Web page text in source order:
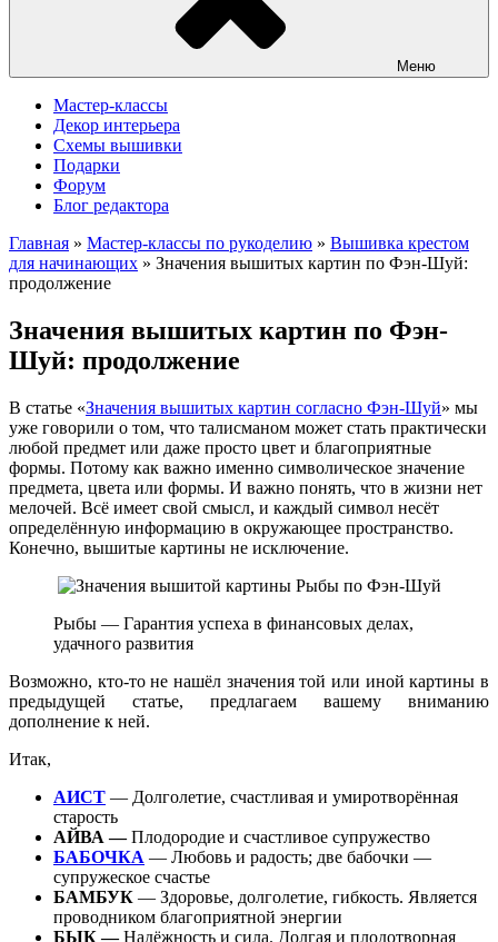
Меню
Мастер-классы
Декор интерьера
Схемы вышивки
Подарки
Форум
Блог редактора
Главная » Мастер-классы по рукоделию » Вышивка крестом
для начинающих » Значения вышитых картин по Фэн-Шуй:
продолжение
Значения вышитых картин по Фэн-
Шуй: продолжение
В статье «Значения вышитых картин согласно Фэн-Шуй» мы
уже говорили о том, что талисманом может стать практически
любой предмет или даже просто цвет и благоприятные
формы. Потому как важно именно символическое значение
предмета, цвета или формы. И важно понять, что в жизни нет
мелочей. Всё имеет свой смысл, и каждый символ несёт
определённую информацию в окружающее пространство.
Конечно, вышитые картины не исключение.
Рыбы — Гарантия успеха в финансовых делах,
удачного развития
Возможно, кто-то не нашёл значения той или иной картины в
предыдущей статье, предлагаем вашему вниманию
дополнение к ней.
Итак,
АИСТ — Долголетие, счастливая и умиротворённая
старость
АЙВА —Плодородие и счастливое супружество
БАБОЧКА — Любовь и радость; две бабочки —
супружеское счастье
БАМБУК — Здоровье, долголетие, гибкость. Является
проводником благоприятной энергии
БЫК —Надёжность и сила. Долгая и плодотворная